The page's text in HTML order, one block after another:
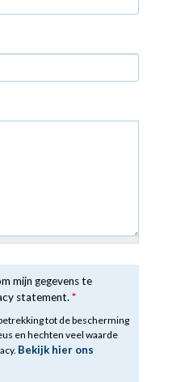
mijn gegevens te
statement.*
tot de bescherming
en hechten veel waarde
Bekijk hier ons